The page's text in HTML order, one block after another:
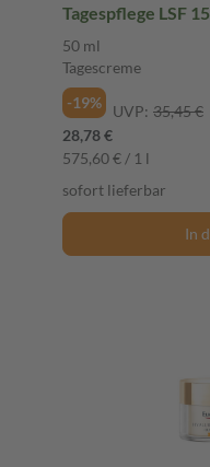
Tagespflege LSF
50 ml
Tagescreme
-19%
UVP: 35,45 €
28,78 €
575,60 € / 1 l
sofort lieferbar
In